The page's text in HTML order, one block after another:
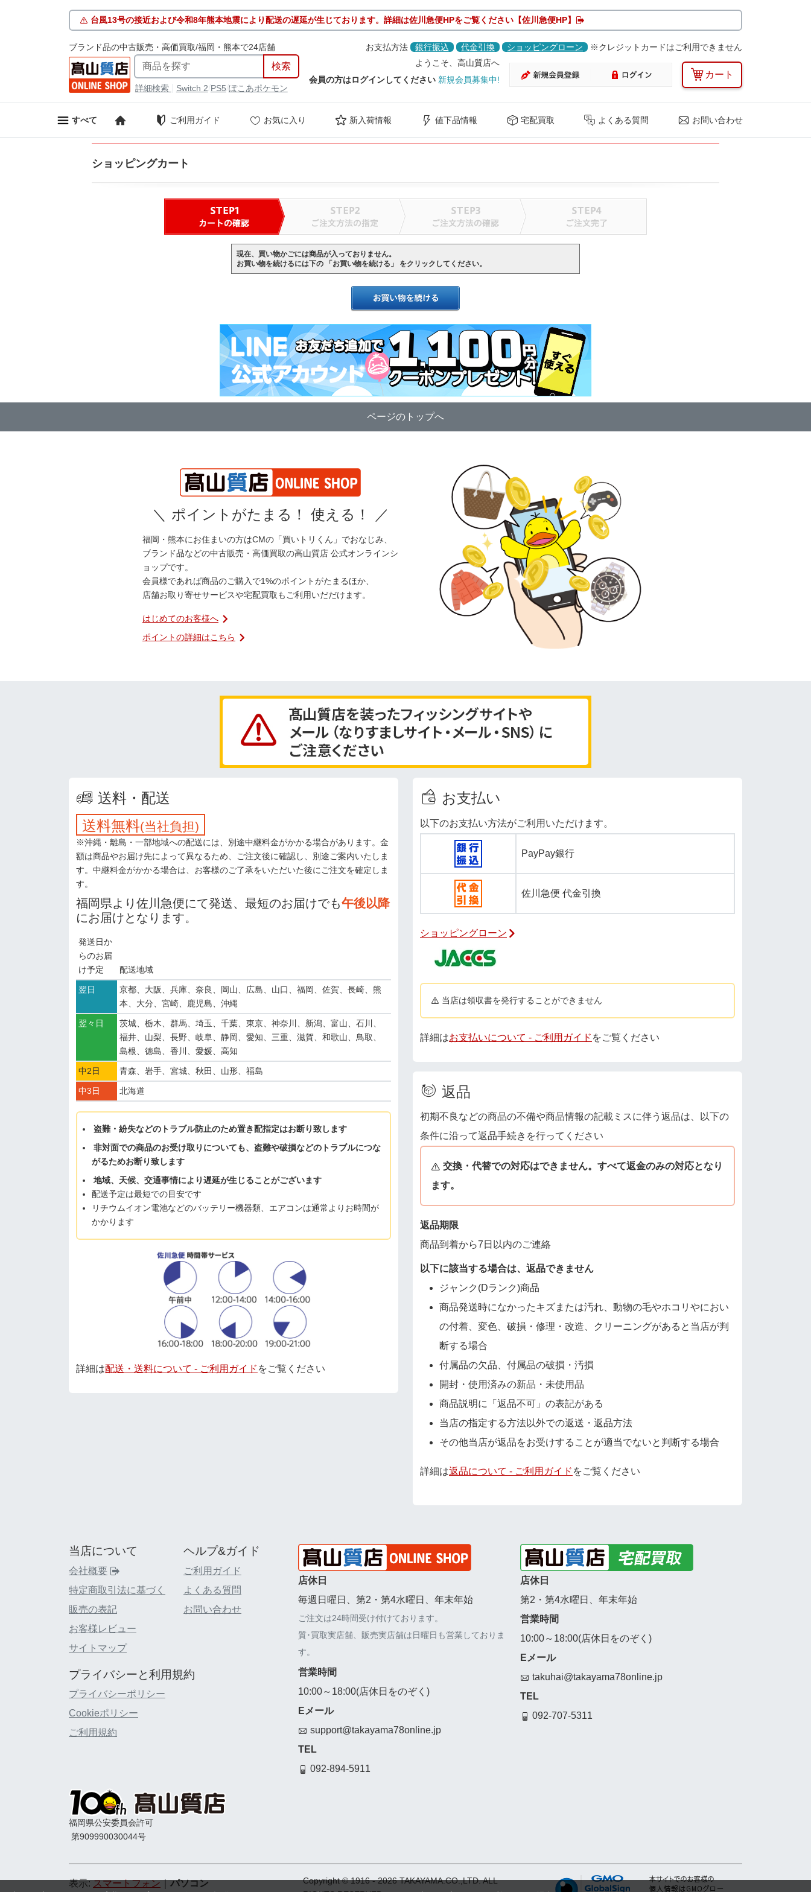
台風13号の接近および令和8年熊本地震により配送の遅延が生じております。詳細は佐川急便HPをご覧ください【佐川急便HP】
ブランド品の中古販売・高価買取/福岡・熊本で24店舗 お支払方法 銀行振込 代金引換 ショッピングローン ※クレジットカードはご利用できません
詳細検索 Switch 2 PS5 ぽこあポケモン
ようこそ、高山質店へ
会員の方はログインしてください 新規会員募集中! カート
すべて ご利用ガイド お気に入り 新入荷情報 値下品情報 宅配買取 よくある質問 お問い合わせ
ショッピングカート
現在、買い物かごには商品が入っておりません。
お買い物を続けるには下の 「お買い物を続ける」 をクリックしてください。
ページのトップへ
＼ ポイントがたまる！ 使える！ ／
福岡・熊本にお住まいの方はCMの「買いトリくん」でおなじみ、
ブランド品などの中古販売・高価買取の高山質店 公式オンラインシ
ョップです。
会員様であれば商品のご購入で1%のポイントがたまるほか、
店舗お取り寄せサービスや宅配買取もご利用いだだけます。
はじめてのお客様へ
ポイントの詳細はこちら
送料・配送
送料無料(当社負担)
※沖縄・離島・一部地域への配送には、別途中継料金がかかる場合があります。金
額は商品やお届け先によって異なるため、ご注文後に確認し、別途ご案内いたしま
す。中継料金がかかる場合は、お客様のご了承をいただいた後にご注文を確定しま
す。
発送日か
らのお届
け予定
配送地域
翌日
京都、大阪、兵庫、奈良、岡山、広島、山口、福岡、佐賀、長崎、熊
本、大分、宮崎、鹿児島、沖縄
翌々日
茨城、栃木、群馬、埼玉、千葉、東京、神奈川、新潟、富山、石川、
福井、山梨、長野、岐阜、静岡、愛知、三重、滋賀、和歌山、鳥取、
島根、徳島、香川、愛媛、高知
中2日 青森、岩手、宮城、秋田、山形、福島
中3日 北海道
福岡県より佐川急便にて発送、最短のお届けでも午後以降
にお届けとなります。
盗難・紛失などのトラブル防止のため置き配指定はお断り致します
非対面での商品のお受け取りについても、盗難や破損などのトラブルにつな
がるためお断り致します
地域、天候、交通事情により遅延が生じることがございます
配送予定は最短での目安です
リチウムイオン電池などのバッテリー機器類、エアコンは通常よりお時間が
かかります
詳細は配送・送料について - ご利用ガイド をご覧ください
お支払い
以下のお支払い方法がご利用いただけます。
PayPay銀行
佐川急便 代金引換
ショッピングローン
当店は領収書を発行することができません
詳細はお支払いについて - ご利用ガイド をご覧ください
返品
初期不良などの商品の不備や商品情報の記載ミスに伴う返品は、以下の
条件に沿って返品手続きを行ってください
交換・代替での対応はできません。すべて返金のみの対応となり
ます。
返品期限
商品到着から7日以内のご連絡
以下に該当する場合は、返品できません
ジャンク(Dランク)商品
商品発送時になかったキズまたは汚れ、動物の毛やホコリやにおい
の付着、変色、破損・修理・改造、クリーニングがあると当店が判
断する場合
付属品の欠品、付属品の破損・汚損
開封・使用済みの新品・未使用品
商品説明に「返品不可」の表記がある
当店の指定する方法以外での返送・返品方法
その他当店が返品をお受けすることが適当でないと判断する場合
詳細は返品について - ご利用ガイド をご覧ください
当店について
会社概要
特定商取引法に基づく
販売の表記
お客様レビュー
サイトマップ
ヘルプ&ガイド
ご利用ガイド
よくある質問
お問い合わせ
プライバシーと利用規約
プライバシーポリシー
Cookieポリシー
ご利用規約
店休日
毎週日曜日、第2・第4水曜日、年末年始
ご注文は24時間受け付けております。
質･買取実店舗、販売実店舗は日曜日も営業しておりま
す。
営業時間
10:00～18:00(店休日をのぞく)
Eメール
support@takayama78online.jp
TEL
092-894-5911
店休日
第2・第4水曜日、年末年始
営業時間
10:00～18:00(店休日をのぞく)
Eメール
takuhai@takayama78online.jp
TEL
092-707-5311
福岡県公安委員会許可
第909990030044号
Copyright © 1916- 2026 TAKAYAMA.CO.,LTD. ALL
表示:スマートフォン｜パソコン